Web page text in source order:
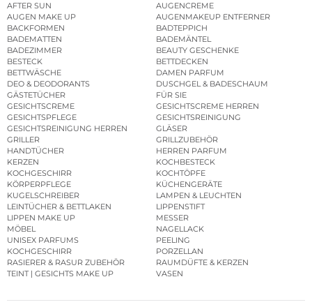
AFTER SUN
AUGENCREME
AUGEN MAKE UP
AUGENMAKEUP ENTFERNER
BACKFORMEN
BADTEPPICH
BADEMATTEN
BADEMÄNTEL
BADEZIMMER
BEAUTY GESCHENKE
BESTECK
BETTDECKEN
BETTWÄSCHE
DAMEN PARFUM
DEO & DEODORANTS
DUSCHGEL & BADESCHAUM
GÄSTETÜCHER
FÜR SIE
GESICHTSCREME
GESICHTSCREME HERREN
GESICHTSPFLEGE
GESICHTSREINIGUNG
GESICHTSREINIGUNG HERREN
GLÄSER
GRILLER
GRILLZUBEHÖR
HANDTÜCHER
HERREN PARFUM
KERZEN
KOCHBESTECK
KOCHGESCHIRR
KOCHTÖPFE
KÖRPERPFLEGE
KÜCHENGERÄTE
KUGELSCHREIBER
LAMPEN & LEUCHTEN
LEINTÜCHER & BETTLAKEN
LIPPENSTIFT
LIPPEN MAKE UP
MESSER
MÖBEL
NAGELLACK
UNISEX PARFUMS
PEELING
KOCHGESCHIRR
PORZELLAN
RASIERER & RASUR ZUBEHÖR
RAUMDÜFTE & KERZEN
TEINT | GESICHTS MAKE UP
VASEN